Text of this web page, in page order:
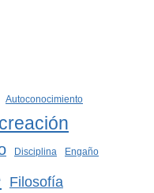
Autoconocimiento
creación
Disciplina Engaño
Filosofía